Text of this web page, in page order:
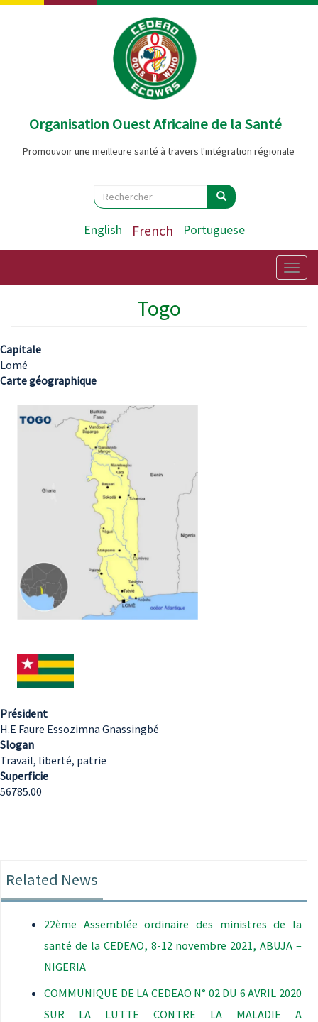
Aller
Organisation Ouest Africaine de la Santé
Promouvoir une meilleure santé à travers l'intégration régionale
Search
Rechercher Rechercher
English French Portuguese
Togo
Capitale
Lomé
Carte géographique
Image
Président
H.E Faure Essozimna Gnassingbé
Slogan
Travail, liberté, patrie
Superficie
56785.00
Related News
22ème Assemblée ordinaire des ministres de la
santé de la CEDEAO, 8-12 novembre 2021, ABUJA –
NIGERIA
COMMUNIQUE DE LA CEDEAO N° 02 DU 6 AVRIL 2020
SUR LA LUTTE CONTRE LA MALADIE A